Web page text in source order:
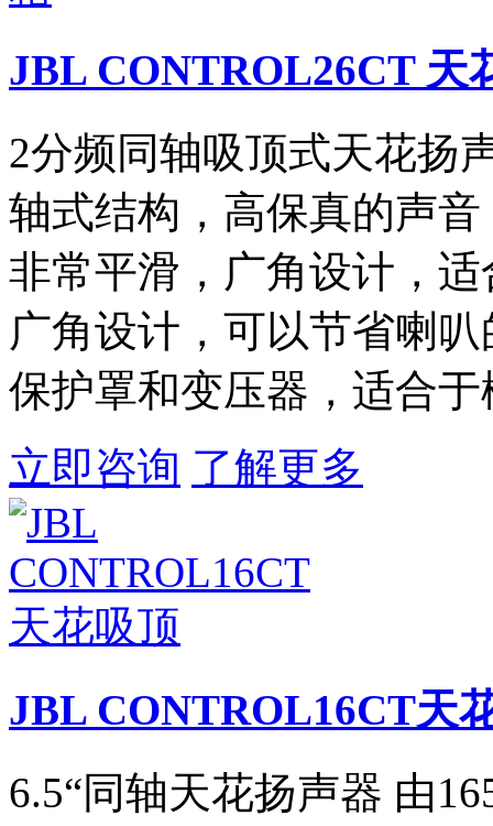
JBL CONTROL26CT 天
2分频同轴吸顶式天花扬
轴式结构，高保真的声
非常平滑，广角设计，
广角设计，可以节省喇
保护罩和变压器，适合
立即咨询 了解更多
JBL CONTROL16CT天
6.5“同轴天花扬声器 由